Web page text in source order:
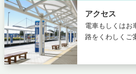
アクセス
電車もしくはお
路をくわしくご